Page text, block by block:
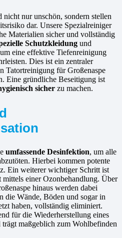
nicht nur unschön, sondern stellen
dar. Unsere Spezialreiniger
Materialien sicher und vollständig
Schutzkleidung und
eine effektive Tiefenreinigung
Dies ist ein zentraler
Tatortreinigung für Großenaspe
Eine gründliche Beseitigung ist
sicher zu machen.
umfassende Desinfektion, um alle
Hierbei kommen potente
Ein weiterer wichtiger Schritt ist
mittels einer Ozonbehandlung. Über
hinaus werden dabei
die Wände, Böden und sogar in
haben, vollständig eliminiert.
für die Wiederherstellung eines
maßgeblich zum Wohlbefinden